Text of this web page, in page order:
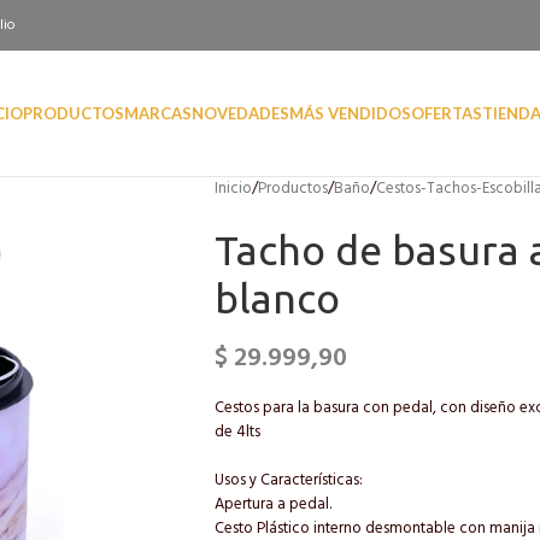
PRODUCTOSMARCASNOVEDADESMÁS VENDIDOSOFERTAS
Inicio/Productos/Baño/Cestos-Tachos-
Tacho de
blanco
$ 29.999,90
Cestos para la basura con pedal, con diseño
de 4lts
Usos y Características:
Apertura a pedal.
Cesto Plástico interno desmontable con